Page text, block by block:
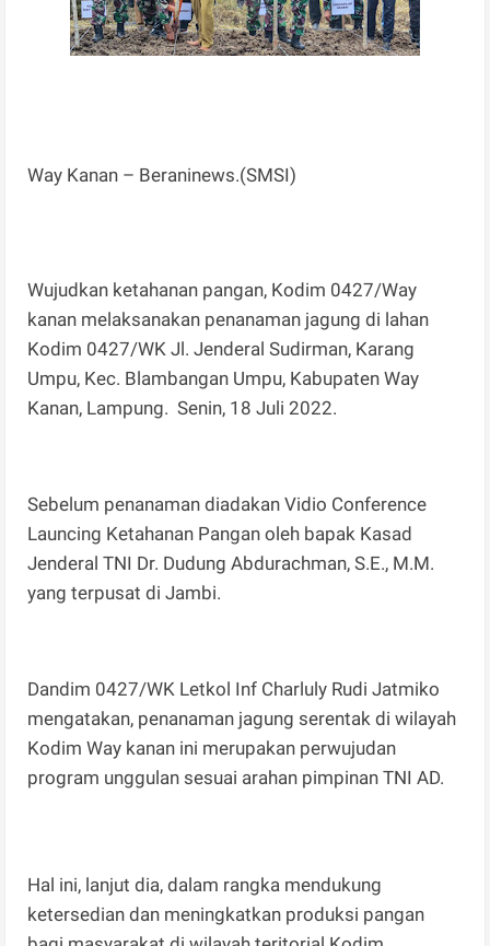
Way Kanan – Beraninews.(SMSI)
Wujudkan ketahanan pangan, Kodim 0427/Way
kanan melaksanakan penanaman jagung di lahan
Kodim 0427/WK Jl. Jenderal Sudirman, Karang
Umpu, Kec. Blambangan Umpu, Kabupaten Way
Kanan, Lampung. Senin, 18 Juli 2022.
Sebelum penanaman diadakan Vidio Conference
Launcing Ketahanan Pangan oleh bapak Kasad
Jenderal TNI Dr. Dudung Abdurachman, S.E., M.M.
yang terpusat di Jambi.
Dandim 0427/WK Letkol Inf Charluly Rudi Jatmiko
mengatakan, penanaman jagung serentak di wilayah
Kodim Way kanan ini merupakan perwujudan
program unggulan sesuai arahan pimpinan TNI AD.
Hal ini, lanjut dia, dalam rangka mendukung
ketersedian dan meningkatkan produksi pangan